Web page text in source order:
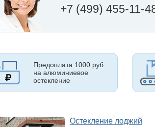
+7 (499) 455-11-
Предоплата 1000 руб.
на алюминиевое
остекление
Остекление лоджий